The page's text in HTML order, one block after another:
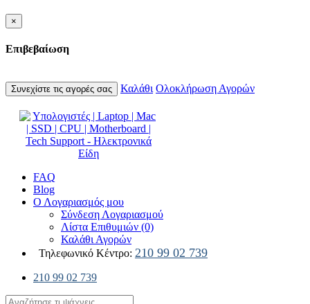
×
Επιβεβαίωση
Συνεχίστε τις αγορές σας Καλάθι Ολοκλήρωση Αγορών
FAQ
Blog
Ο Λογαριασμός μου
Σύνδεση Λογαριασμού
Λίστα Επιθυμιών (0)
Καλάθι Αγορών
Τηλεφωνικό Κέντρο: 210 99 02 739
210 99 02 739